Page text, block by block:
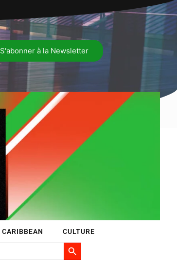
S'abonner à la Newsletter
CARIBBEAN CULTURE
Search Button